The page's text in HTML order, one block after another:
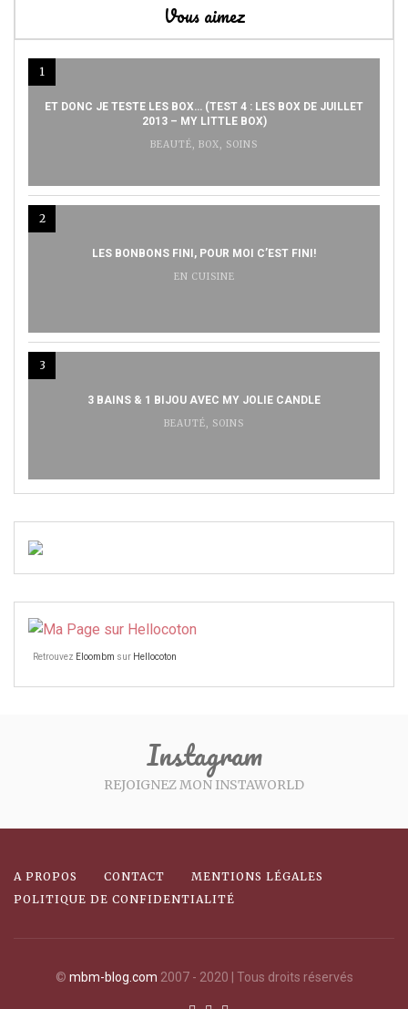
Vous aimez
1
ET DONC JE TESTE LES BOX… (TEST 4 : LES BOX DE JUILLET
2013 – MY LITTLE BOX)
BEAUTÉ BOX SOINS
2
LES BONBONS FINI, POUR MOI C’EST FINI!
EN CUISINE
3
3 BAINS & 1 BIJOU AVEC MY JOLIE CANDLE
BEAUTÉ SOINS
Retrouvez Eloombm sur Hellocoton
Instagram
REJOIGNEZ MON INSTAWORLD
A PROPOS CONTACT
MENTIONS LÉGALES
POLITIQUE DE CONFIDENTIALITÉ
© mbm-blog.com 2007 - 2020 | Tous droits réservés